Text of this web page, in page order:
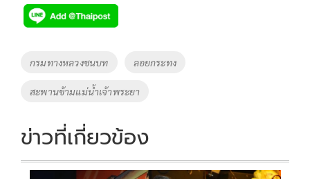
e
b
o
k
tt
er
p
y
Li
n
k
Tags
กรมทางหลวงชนบท ลอยกระทง
สะพานข้ามแม่น้ำเจ้าพระยา
ข่าวที่เกี่ยวข้อง